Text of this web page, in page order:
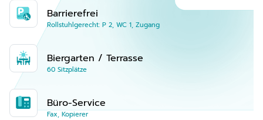
Barrierefrei
Rollstuhlgerecht: P 2, WC 1, Zugang
Biergarten / Terrasse
60 Sitzplätze
Büro-Service
Fax, Kopierer